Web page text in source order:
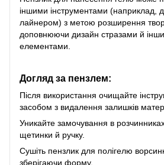
іншими інструментами (наприклад,
лайнером) з метою розширення
доповнюючи дизайн стразами й
елементами.
Догляд за пензлем:
Після використання очищайте
засобом з видалення залишків
Уникайте замочування в
щетинки й ручку.
Сушіть пензлик для полігелю
зберігаючи форму.